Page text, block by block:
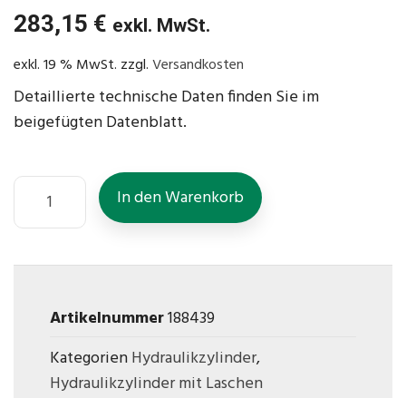
283,15 € exkl. MwSt.
exkl. 19 % MwSt. zzgl.Versandkosten
Detaillierte technische Daten finden Sie im
beigefügten Datenblatt.
In den Warenkorb
Artikelnummer188439
KategorienHydraulikzylinder,
Hydraulikzylinder mit Laschen